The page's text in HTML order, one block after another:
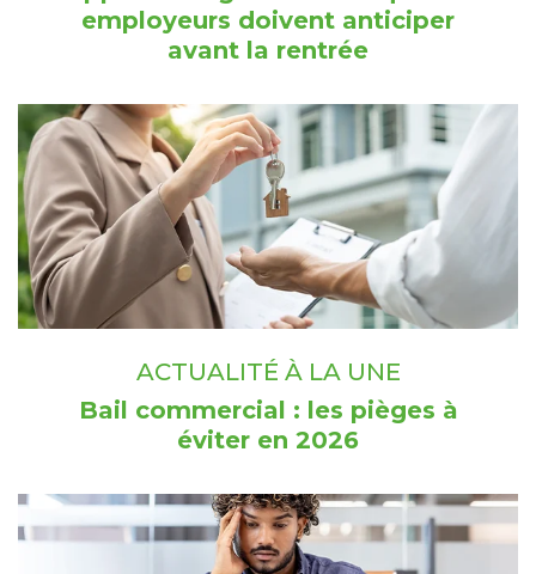
employeurs doivent anticiper
avant la rentrée
ACTUALITÉ À LA UNE
Bail commercial : les pièges à
éviter en 2026